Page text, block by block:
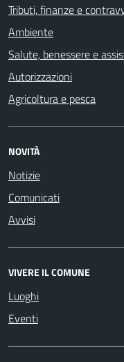
Tributi, finanze e
Ambiente
Salute, benessere e
Autorizzazioni
Agricoltura e pesca
NOVITÀ
Notizie
Comunicati
Avvisi
VIVERE IL COMUNE
Luoghi
Eventi